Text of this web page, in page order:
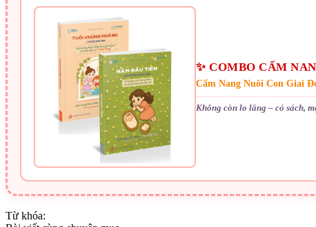
✨ COMBO CẨM
Cẩm Nang Nuôi Con Giai
Không còn lo lắng – có sách,
Từ khóa: